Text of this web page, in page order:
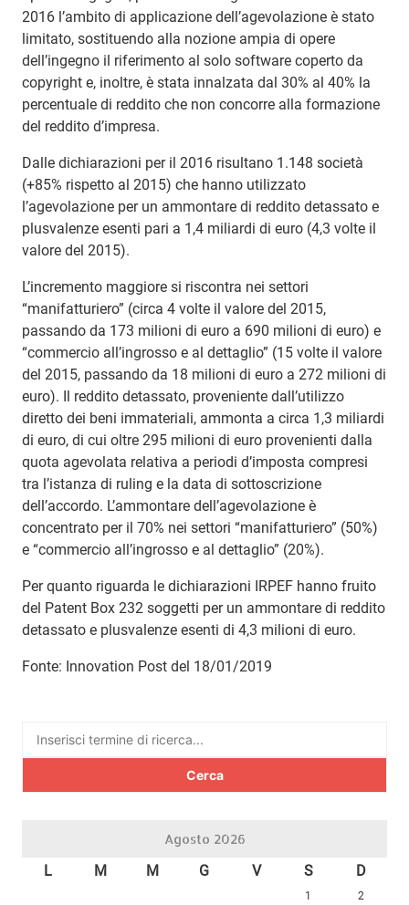
2016 l’ambito di applicazione dell’agevolazione è stato
limitato, sostituendo alla nozione ampia di opere
dell’ingegno il riferimento al solo software coperto da
copyright e, inoltre, è stata innalzata dal 30% al 40% la
percentuale di reddito che non concorre alla formazione
del reddito d’impresa.
Dalle dichiarazioni per il 2016 risultano 1.148 società
(+85% rispetto al 2015) che hanno utilizzato
l’agevolazione per un ammontare di reddito detassato e
plusvalenze esenti pari a 1,4 miliardi di euro (4,3 volte il
valore del 2015).
L’incremento maggiore si riscontra nei settori
“manifatturiero” (circa 4 volte il valore del 2015,
passando da 173 milioni di euro a 690 milioni di euro) e
“commercio all’ingrosso e al dettaglio” (15 volte il valore
del 2015, passando da 18 milioni di euro a 272 milioni di
euro). Il reddito detassato, proveniente dall’utilizzo
diretto dei beni immateriali, ammonta a circa 1,3 miliardi
di euro, di cui oltre 295 milioni di euro provenienti dalla
quota agevolata relativa a periodi d’imposta compresi
tra l’istanza di ruling e la data di sottoscrizione
dell’accordo. L’ammontare dell’agevolazione è
concentrato per il 70% nei settori “manifatturiero” (50%)
e “commercio all’ingrosso e al dettaglio” (20%).
Per quanto riguarda le dichiarazioni IRPEF hanno fruito
del Patent Box 232 soggetti per un ammontare di reddito
detassato e plusvalenze esenti di 4,3 milioni di euro.
Fonte: Innovation Post del 18/01/2019
Ricerca
Agosto 2026
L M M G V S D
1
2